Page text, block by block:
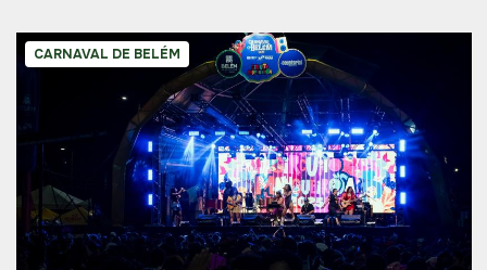
CARNAVAL DE BELÉM